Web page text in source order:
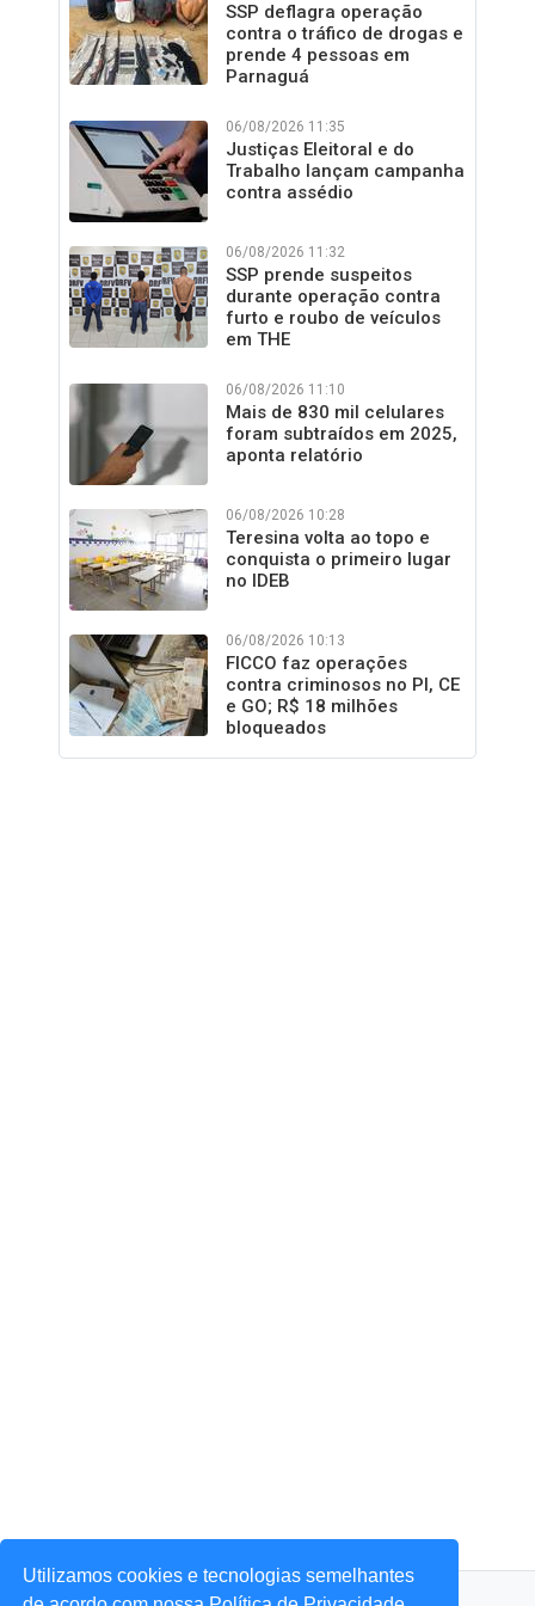
Utilizamos cookies e tecnologias semelhantes
SSP deflagra operação
contra o tráfico de drogas e
prende 4 pessoas em
Parnaguá
06/08/2026 11:35
Justiças Eleitoral e do
Trabalho lançam campanha
contra assédio
06/08/2026 11:32
SSP prende suspeitos
durante operação contra
furto e roubo de veículos
em THE
06/08/2026 11:10
Mais de 830 mil celulares
foram subtraídos em 2025,
aponta relatório
06/08/2026 10:28
Teresina volta ao topo e
conquista o primeiro lugar
no IDEB
06/08/2026 10:13
FICCO faz operações
contra criminosos no PI, CE
e GO; R$ 18 milhões
bloqueados
© 2026 Portal Agora Sim! — Todos os direitos reservados.